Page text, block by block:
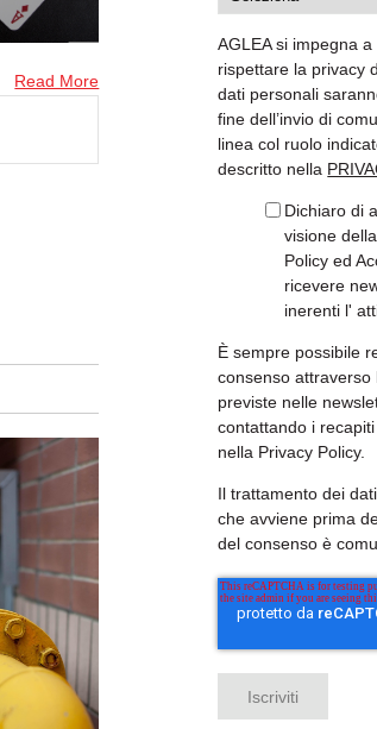
Read More
AGLEA si impegna
rispettare la privacy
dati personali
fine dell’invio di
linea col ruolo
descritto nella
Dichiaro di
visione
Policy ed
ricevere
inerenti l'
È sempre possibile
consenso attraverso
previste nelle
contattando i
nella Privacy Policy.
Il trattamento dei
che avviene prima
del consenso è